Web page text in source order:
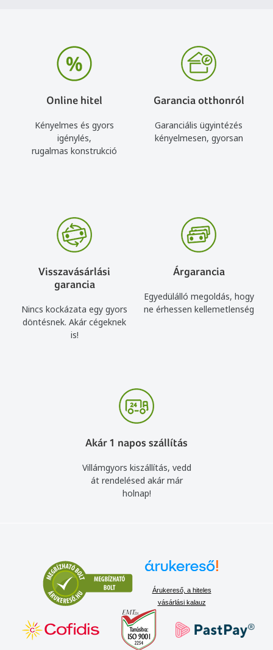
Online hitel
Kényelmes és gyors
igénylés,
rugalmas konstrukció
Garancia otthonról
Garanciális ügyintézés
kényelmesen, gyorsan
Visszavásárlási
garancia
Nincs kockázata egy gyors
döntésnek. Akár cégeknek
is!
Árgarancia
Egyedülálló megoldás, hogy
ne érhessen kellemetlenség
Akár 1 napos szállítás
Villámgyors kiszállítás, vedd
át rendelésed akár már
holnap!
Árukereső, a hiteles
vásárlási kalauz